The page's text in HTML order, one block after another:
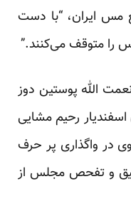
ایران، “با دست
را متوقف می‌کنند‏.”
الله پوستین دوز
رحیم مشایی
در واگذاری پر حرف
و تفحص مجلس از